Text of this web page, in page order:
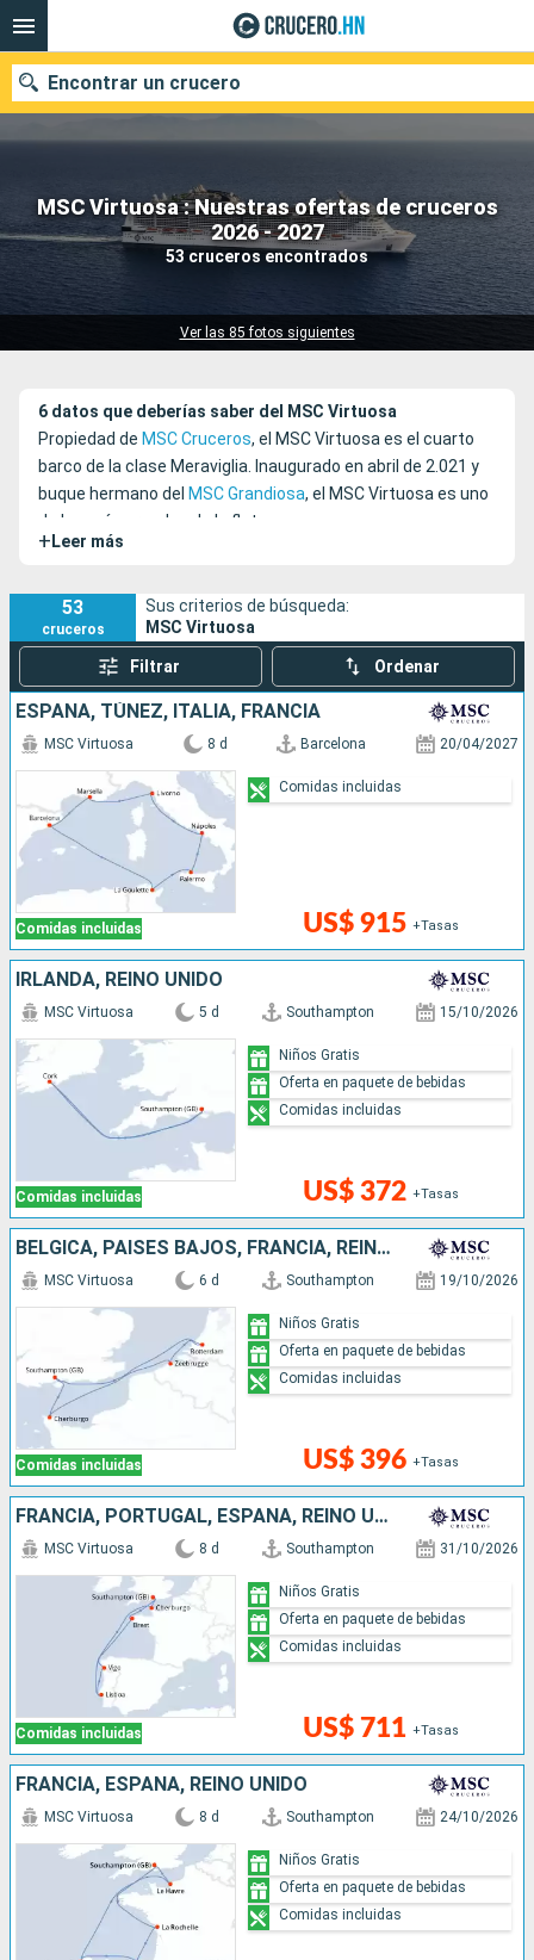
MSC Virtuosa : Nuestras ofertas de cruceros
2026 - 2027
53 cruceros encontrados
Ver las 85 fotos siguientes
Encontrar un crucero
Nuestros destinos
Fecha de salida
6 datos que deberías saber del MSC Virtuosa
Propiedad de MSC Cruceros, el MSC Virtuosa es el cuarto
barco de la clase Meraviglia. Inaugurado en abril de 2.021 y
buque hermano del MSC Grandiosa, el MSC Virtuosa es uno
de los más grandes de la flota.
+ Leer más
53
cruceros
Sus criterios de búsqueda:
MSC Virtuosa
Filtrar Ordenar
ESPAÑA, TÚNEZ, ITALIA, FRANCIA
Comidas incluidas
MSC Virtuosa 8 d Barcelona 20/04/2027
US$ 915 +Tasas
Comidas incluidas
IRLANDA, REINO UNIDO
Comidas incluidas
MSC Virtuosa 5 d Southampton 15/10/2026
US$ 372 +Tasas
Niños Gratis
Oferta en paquete de bebidas
Comidas incluidas
BÉLGICA, PAISES BAJOS, FRANCIA, REINO UNIDO
Comidas incluidas
MSC Virtuosa 6 d Southampton 19/10/2026
US$ 396 +Tasas
Niños Gratis
Oferta en paquete de bebidas
Comidas incluidas
FRANCIA, PORTUGAL, ESPAÑA, REINO UNIDO
Comidas incluidas
MSC Virtuosa 8 d Southampton 31/10/2026
US$ 711 +Tasas
Niños Gratis
Oferta en paquete de bebidas
Comidas incluidas
FRANCIA, ESPAÑA, REINO UNIDO
MSC Virtuosa 8 d Southampton 24/10/2026
Niños Gratis
Oferta en paquete de bebidas
Comidas incluidas